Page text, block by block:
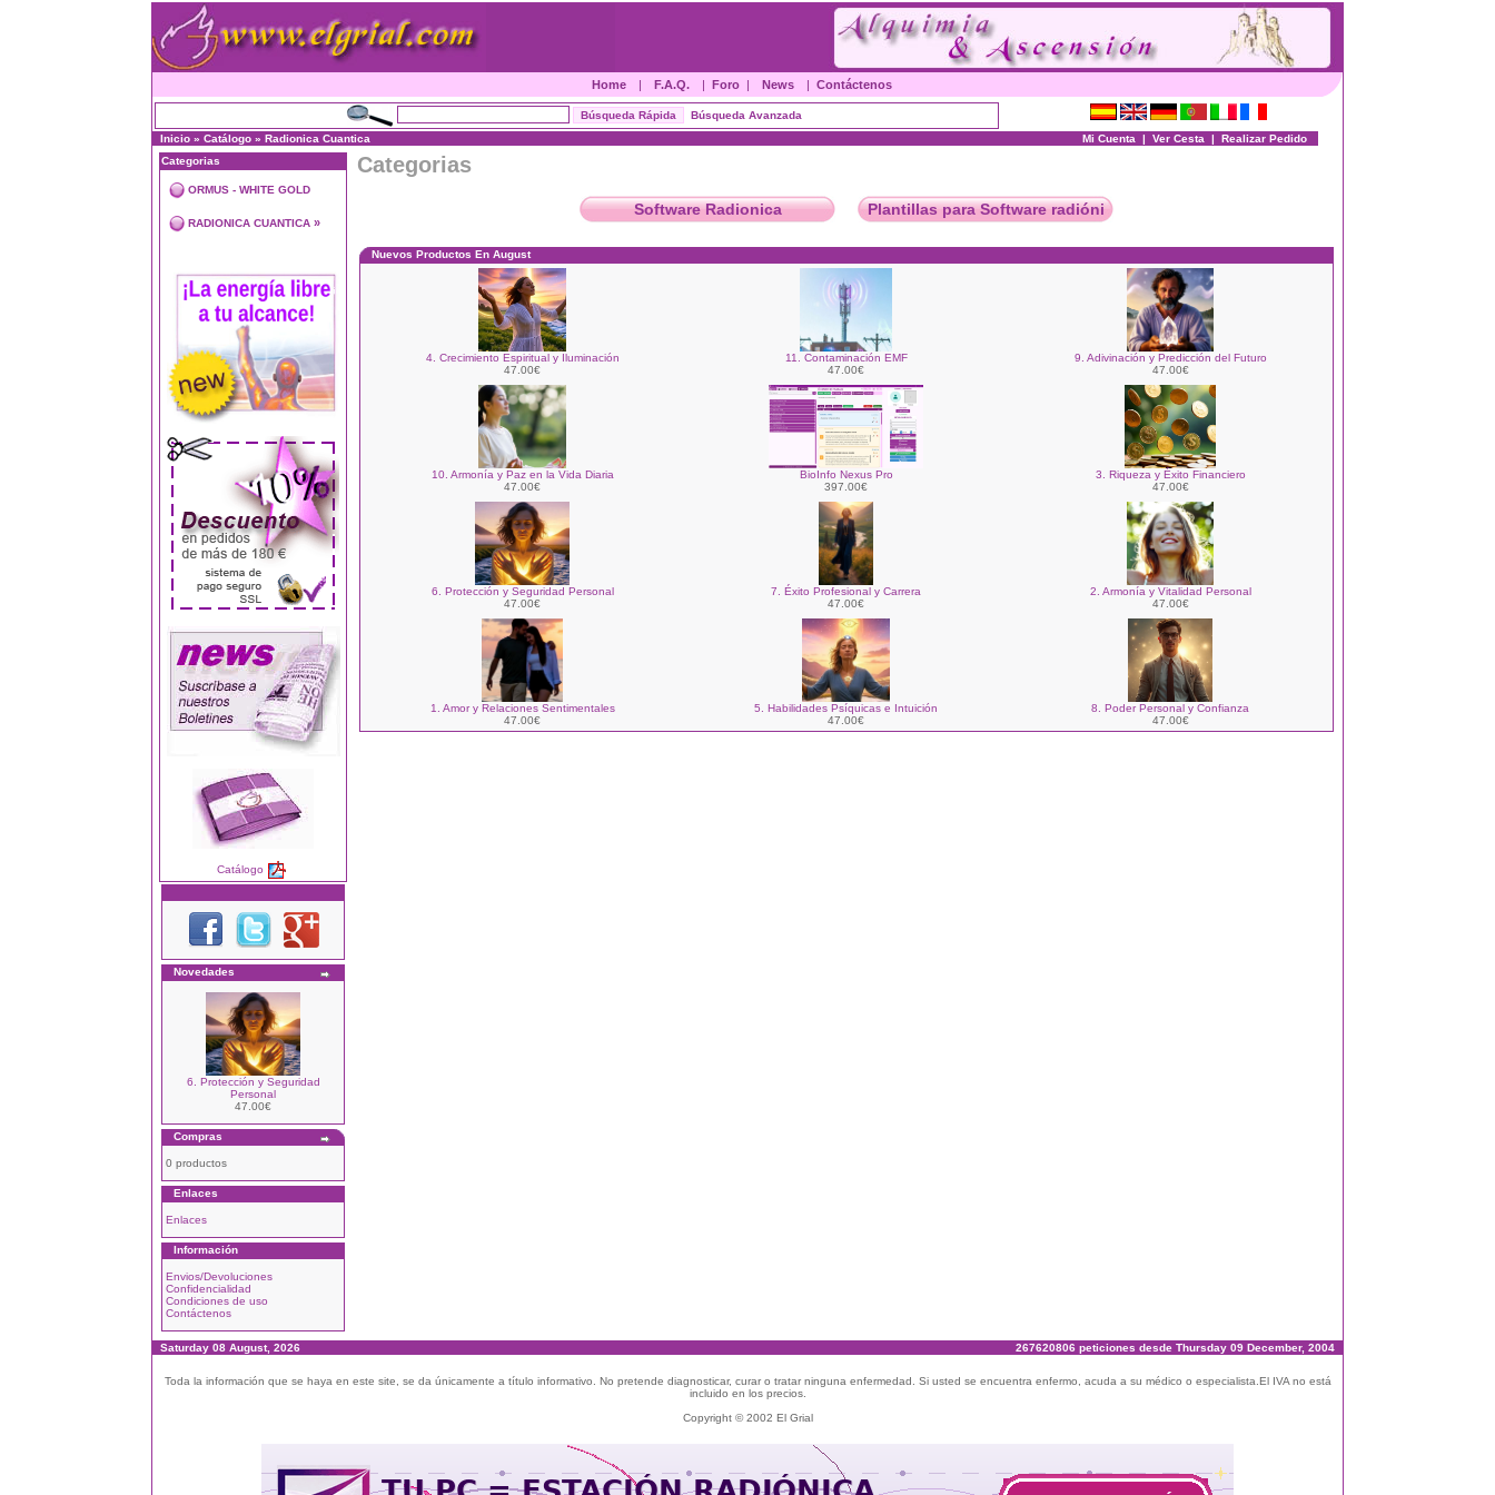
Home | F.A.Q. | Foro| News | Contáctenos
Búsqueda Avanzada
Inicio » Catálogo » Radionica Cuantica Mi Cuenta | Ver Cesta | Realizar Pedido
Categorias
ORMUS - WHITE GOLD
RADIONICA CUANTICA »
Catálogo
Novedades
6. Protección y Seguridad
Personal
47.00€
Compras
0 productos
Enlaces
Enlaces
Información
Envios/Devoluciones
Confidencialidad
Condiciones de uso
Contáctenos
Categorias
Software Radionica Plantillas para Software radióni
Nuevos Productos En August
4. Crecimiento Espiritual y Iluminación
47.00€
11. Contaminación EMF
47.00€
9. Adivinación y Predicción del Futuro
47.00€
10. Armonía y Paz en la Vida Diaria
47.00€
BioInfo Nexus Pro
397.00€
3. Riqueza y Éxito Financiero
47.00€
6. Protección y Seguridad Personal
47.00€
7. Éxito Profesional y Carrera
47.00€
2. Armonía y Vitalidad Personal
47.00€
1. Amor y Relaciones Sentimentales
47.00€
5. Habilidades Psíquicas e Intuición
47.00€
8. Poder Personal y Confianza
47.00€
Saturday 08 August, 2026 267620806 peticiones desde Thursday 09 December, 2004
Toda la información que se haya en este site, se da únicamente a título informativo. No pretende diagnosticar, curar o tratar ninguna enfermedad. Si usted se encuentra enfermo, acuda a su médico o especialista.El IVA no está
incluido en los precios.
Copyright © 2002 El Grial